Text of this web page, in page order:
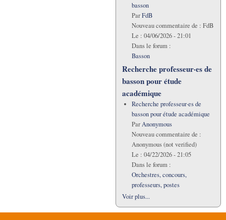
basson
ParFdB
Nouveau commentaire de : FdB
Le : 04/06/2026 - 21:01
Dans le forum :
Basson
Recherche professeur·es de
basson pour étude
académique
Recherche professeur·es de
basson pour étude académique
ParAnonymous
Nouveau commentaire de :
Anonymous (not verified)
Le : 04/22/2026 - 21:05
Dans le forum :
Orchestres, concours,
professeurs, postes
Voir plus...